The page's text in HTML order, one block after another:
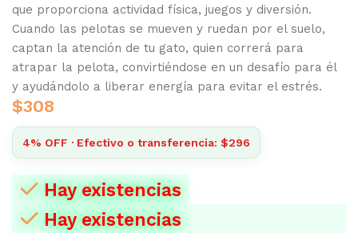
que proporciona actividad física, juegos y diversión.
Cuando las pelotas se mueven y ruedan por el suelo,
captan la atención de tu gato, quien correrá para
atrapar la pelota, convirtiéndose en un desafío para él
y ayudándolo a liberar energía para evitar el estrés.
$308
4% OFF · Efectivo o transferencia: $296
Hay existencias
Hay existencias